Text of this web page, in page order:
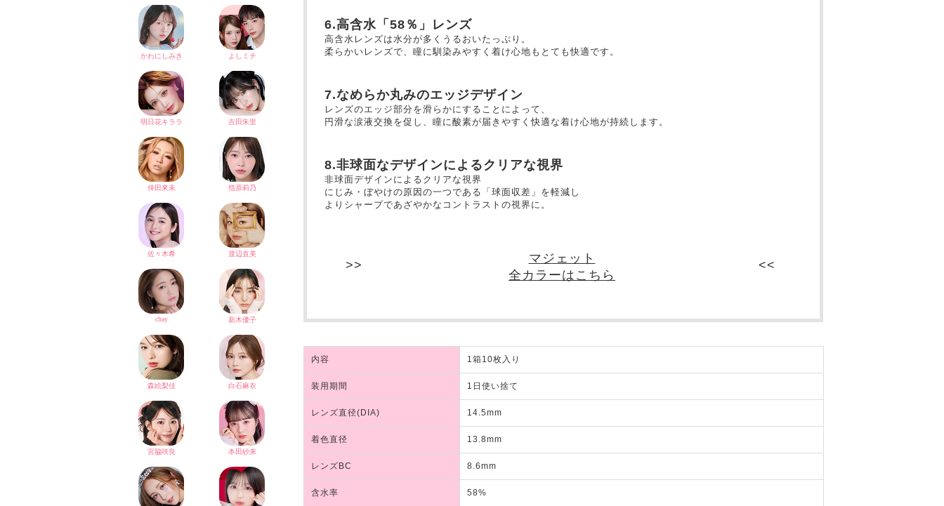
6.高含水「58％」レンズ
高含水レンズは水分が多くうるおいたっぷり。
柔らかいレンズで、瞳に馴染みやすく着け心地もとても快適です。
7.なめらか丸みのエッジデザイン
レンズのエッジ部分を滑らかにすることによって、
円滑な涙液交換を促し、瞳に酸素が届きやすく快適な着け心地が持続します。
8.非球面なデザインによるクリアな視界
非球面デザインによるクリアな視界
にじみ・ぼやけの原因の一つである「球面収差」を軽減し
よりシャープであざやかなコントラストの視界に。
マジェット
全カラーはこちら
内容 1箱10枚入り
装用期間 1日使い捨て
レンズ直径(DIA) 14.5mm
着色直径 13.8mm
レンズBC 8.6mm
含水率 58%